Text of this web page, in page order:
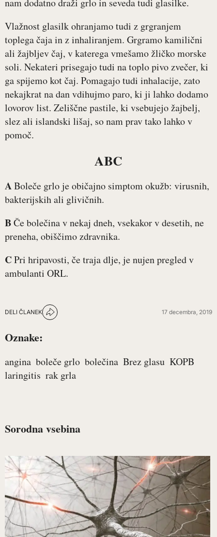
Vlažnost glasilk ohranjamo tudi z grgranjem
toplega čaja in z inhaliranjem. Grgramo kamilični
ali žajbljev čaj, v katerega vmešamo žličko morske
soli. Nekateri prisegajo tudi na toplo pivo zvečer, ki
ga spijemo kot čaj. Pomagajo tudi inhalacije, zato
nekajkrat na dan vdihujmo paro, ki ji lahko dodamo
lovorov list. Zeliščne pastile, ki vsebujejo žajbelj,
slez ali islandski lišaj, so nam prav tako lahko v
pomoč.
ABC
ABoleče grlo je običajno simptom okužb: virusnih,
bakterijskih ali glivičnih.
BČe bolečina v nekaj dneh, vsekakor v desetih, ne
preneha, obiščimo zdravnika.
CPri hripavosti, če traja dlje, je nujen pregled v
ambulanti ORL.
DELI ČLANEK 17 decembra, 2019
Oznake:
angina boleče grlo bolečina Brez glasu KOPB
laringitis rak grla
Sorodna vsebina